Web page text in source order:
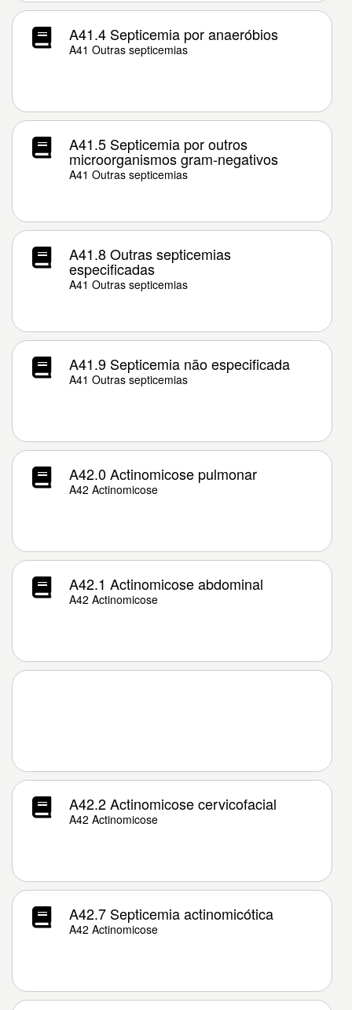
A41.4 Septicemia por anaeróbios
A41 Outras septicemias
A41.5 Septicemia por outros
microorganismos gram-negativos
A41 Outras septicemias
A41.8 Outras septicemias
especificadas
A41 Outras septicemias
A41.9 Septicemia não especificada
A41 Outras septicemias
A42.0 Actinomicose pulmonar
A42 Actinomicose
A42.1 Actinomicose abdominal
A42 Actinomicose
A42.2 Actinomicose cervicofacial
A42 Actinomicose
A42.7 Septicemia actinomicótica
A42 Actinomicose